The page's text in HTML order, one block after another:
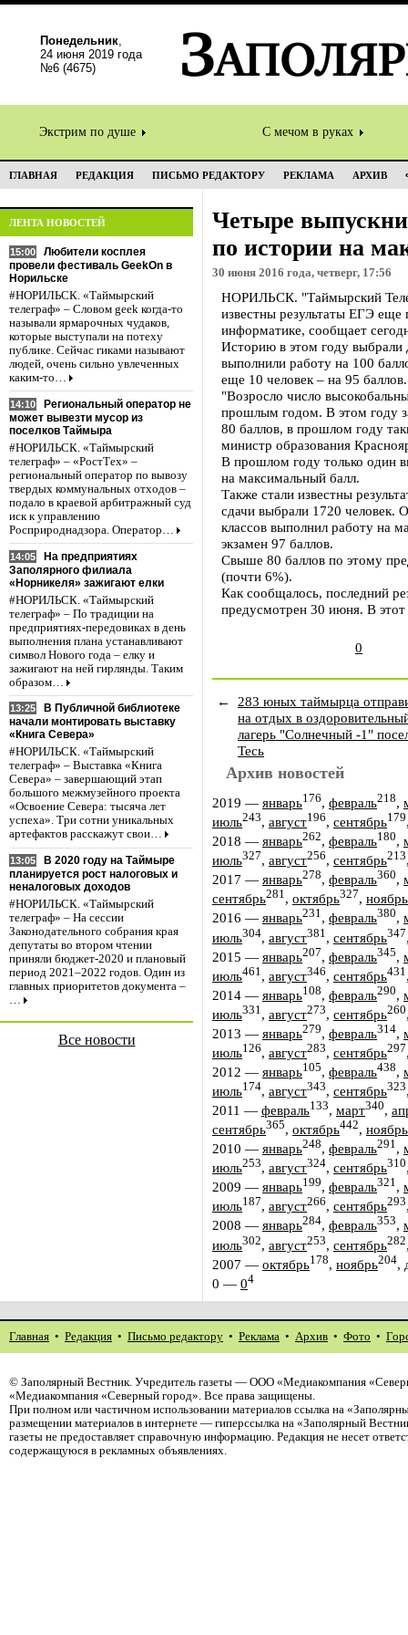
Понедельник,
24 июня 2019 года
№6 (4675)
Экстрим по душе С мечом в руках
ГЛАВНАЯ РЕДАКЦИЯ ПИСЬМО РЕДАКТОРУ РЕКЛАМА АРХИВ
ЛЕНТА НОВОСТЕЙ
15:00
Любители косплея
провели фестиваль GeekOn в
Норильске
#НОРИЛЬСК. «Таймырский
телеграф» – Словом geek когда-то
называли ярмарочных чудаков,
которые выступали на потеху
публике. Сейчас гиками называют
людей, очень сильно увлеченных
каким-то…
14:10
Региональный оператор не
может вывезти мусор из
поселков Таймыра
#НОРИЛЬСК. «Таймырский
телеграф» – «РостТех» –
региональный оператор по вывозу
твердых коммунальных отходов –
подало в краевой арбитражный суд
иск к управлению
Росприроднадзора. Оператор…
14:05
На предприятиях
Заполярного филиала
«Норникеля» зажигают елки
#НОРИЛЬСК. «Таймырский
телеграф» – По традиции на
предприятиях-передовиках в день
выполнения плана устанавливают
символ Нового года – елку и
зажигают на ней гирлянды. Таким
образом…
13:25
В Публичной библиотеке
начали монтировать выставку
«Книга Севера»
#НОРИЛЬСК. «Таймырский
телеграф» – Выставка «Книга
Севера» – завершающий этап
большого межмузейного проекта
«Освоение Севера: тысяча лет
успеха». Три сотни уникальных
артефактов расскажут свои…
13:05
В 2020 году на Таймыре
планируется рост налоговых и
неналоговых доходов
#НОРИЛЬСК. «Таймырский
телеграф» – На сессии
Законодательного собрания края
депутаты во втором чтении
приняли бюджет-2020 и плановый
период 2021–2022 годов. Один из
главных приоритетов документа –
…
Все новости
Четыре
по истории на
30 июня 2016 года, четверг, 17:56
НОРИЛЬСК. "Таймырский
известны результаты ЕГЭ
информатике, сообщает
Историю в этом году выбрали
выполнили работу на 100
еще 10 человек – на 95 баллов.
"Возросло число
прошлым годом. В этом году
80 баллов, в прошлом году
министр образования
В прошлом году только один
на максимальный балл.
Также стали известны
сдачи выбрали 1720 человек.
классов выполнил работу на
экзамен 97 баллов.
Свыше 80 баллов по этому
(почти 6%).
Как сообщалось, последний
предусмотрен 30 июня. В
0
←
283 юных таймырца
на отдых в
лагерь "Солнечный -1"
Тесь
Архив новостей
2019 — январь176, февраль218,
июль243, август196, сентябрь179
2018 — январь262, февраль180,
июль327, август256, сентябрь213
2017 — январь278, февраль360,
сентябрь281, октябрь327, ноябрь
2016 — январь231, февраль380,
июль304, август381 , сентябрь347
2015 — январь207, февраль345,
июль461 , август346, сентябрь431
2014 — январь108, февраль290,
июль331 , август273, сентябрь260
2013 — январь279, февраль314,
июль126, август283, сентябрь297
2012 — январь105, февраль438,
июль174, август343, сентябрь323
2011 — февраль133, март340,
сентябрь365, октябрь442, ноябрь
2010 — январь248, февраль291,
июль253, август324, сентябрь310
2009 — январь199, февраль321,
июль187, август266, сентябрь293
2008 — январь284, февраль353,
июль302, август253, сентябрь282
2007 — октябрь178, ноябрь204,
0 — 04
Главная • Редакция • Письмо редактору • Реклама • Архив • Фото •
© Заполярный Вестник. Учредитель газеты — ООО «Медиакомпания
«Медиакомпания «Северный город». Все права защищены.
При полном или частичном использовании материалов ссылка на
размещении материалов в интернете — гиперссылка на «Заполярный
газеты не предоставляет справочную информацию. Редакция не несет
содержащуюся в рекламных объявлениях.